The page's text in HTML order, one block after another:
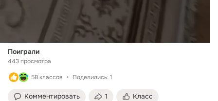
Поиграли
443 просмотра
58 классов Поделились: 1
Комментировать 1 Класс